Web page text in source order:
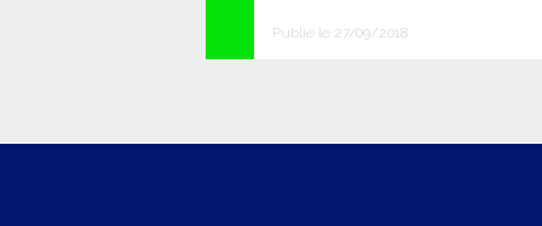
Publié le 27/09/2018